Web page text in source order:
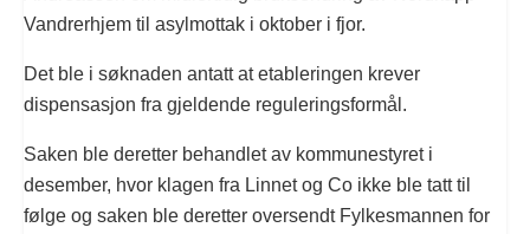
Vandrerhjem til asylmottak i oktober i fjor.
Det ble i søknaden antatt at etableringen krever
dispensasjon fra gjeldende reguleringsformål.
Saken ble deretter behandlet av kommunestyret i
desember, hvor klagen fra Linnet og Co ikke ble tatt til
følge og saken ble deretter oversendt Fylkesmannen for